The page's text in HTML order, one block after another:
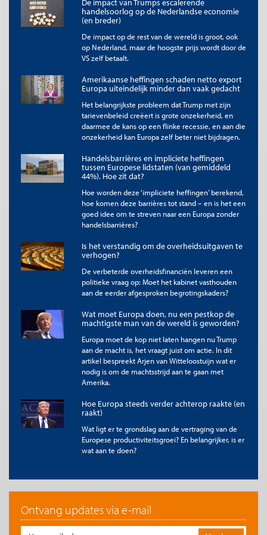
tekort geen problemen opleverde. Integendeel,
spaaroverschotten elders in de wereld (grafiek 2) werden
de naar verhouding aantrekkelijke rendementsvooruitzichten,
de diepe en geïntegreerde kapitaalmarkt alsmede de zekerheid
door tal van instituties alsmede wet- en regelgeving. Zo
ontstond een situatie waarin ex ante de netto instroom van
kapitaal het tekort op de lopende rekening overtrof. Het ex
post evenwicht tussen beide zaken werd daarom bereikt bij
hogere assetprijzen, i.e. hogere beurs- en obligatiekoersen en
een hogere koers van de dollar.
Grafiek 1. Amerikaanse in- en uitvoer en saldo lopende
rekening als % van BBP. (links)
Grafiek 2. Spaaroverschotten 2024 in mld. $. (rechts)
Aan deze “Goldilocks Economy” lijkt nu een einde te komen.
Immers, het dreigen met en het opleggen van invoerheffingen
alsook het vooralsnog eenzijdige voornemen de Amerikaanse
staatsschuld te herstructureren kunnen de Amerikaanse
economie ernstige averij bezorgen. Temeer wanneer de
gevolgen van sterk toenemende onzekerheid, door het
wispelturige en grillige Amerikaanse beleid veroorzaakt,
worden meegewogen.
Invoerheffingen
Op 2 april werden, tijdens Trumps zogenoemde “Liberation Day,”
voor tal van landen ‘’wederkerige importheffingen’’ bekend
met zelfs enkele symbolen uit het Griekse alfabet. Onnodig
ingewikkeld en bovendien klinkklare onzin. De ceteris paribus
onderbouwing van importheffingen kan veel eenvoudiger.
Deze is, gegeven de prijselasticiteit van de invoer, terug te
leiden tot het antwoord op de vraag met welk percentage
De impact van Trumps escalerende
handelsoorlog op de Nederlandse economie
(en breder)
De impact op de rest van de wereld is groot, ook
op Nederland, maar de hoogste prijs wordt door de
VS zelf betaalt.
Amerikaanse heffingen schaden netto export
Europa uiteindelijk minder dan vaak gedacht
Het belangrijkste probleem dat Trump met zijn
tarievenbeleid creëert is grote onzekerheid, en
daarmee de kans op een flinke recessie, en aan die
onzekerheid kan Europa zelf beter niet bijdragen.
Handelsbarrières en impliciete heffingen
tussen Europese lidstaten (van gemiddeld
44%). Hoe zit dat?
Hoe worden deze ‘impliciete heffingen’ berekend,
hoe komen deze barrières tot stand – en is het een
goed idee om te streven naar een Europa zonder
handelsbarrières?
Is het verstandig om de overheidsuitgaven te
verhogen?
De verbeterde overheidsfinanciën leveren een
politieke vraag op: Moet het kabinet vasthouden
aan de eerder afgesproken begrotingskaders?
Wat moet Europa doen, nu een pestkop de
machtigste man van de wereld is geworden?
Europa moet de kop niet laten hangen nu Trump
aan de macht is, het vraagt juist om actie. In dit
artikel bespreekt Arjen van Witteloostuijn wat er
nodig is om de machtsstrijd aan te gaan met
Amerika.
Hoe Europa steeds verder achterop raakte (en
raakt)
Wat ligt er te grondslag aan de vertraging van de
Europese productiviteitsgroei? En belangrijker, is er
wat aan te doen?
Ontvang updates via e-mail